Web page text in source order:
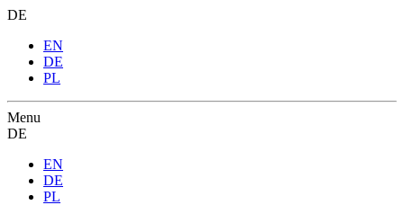
DE
EN
DE
PL
Menu
DE
EN
DE
PL